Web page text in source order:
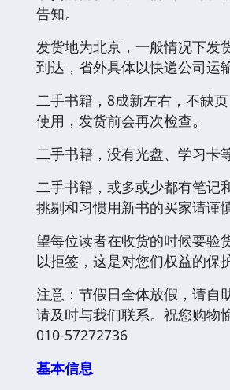
告知。
发货地为北京，一般情况下发
到达，省外具体以快递公司运
二手书籍，8成新左右，不缺
使用，发货前会再次检查。
二手书籍，没有光盘、学习卡
二手书籍，或多或少都有笔记
挑剔和习惯用新书的买家请谨
望每位读者在收货的时候要验
以拒签，这是对您们权益的保护
注意：节假日全体放假，请自
请及时与我们联系。祝您购物
010-57272736
基本信息